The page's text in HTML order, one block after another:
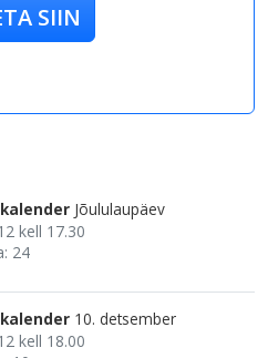
SIIN
Jõululaupäev
kell 17.30
24
10. detsember
kell 18.00